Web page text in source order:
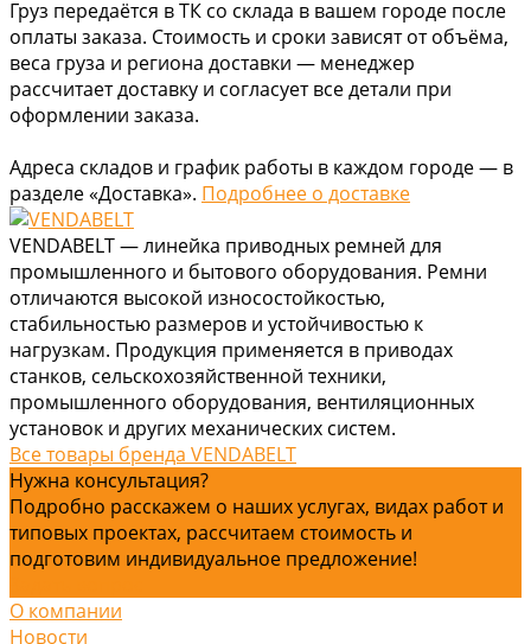
Груз передаётся в ТК со склада в вашем городе после
оплаты заказа. Стоимость и сроки зависят от объёма,
веса груза и региона доставки — менеджер
рассчитает доставку и согласует все детали при
оформлении заказа.
Адреса складов и график работы в каждом городе — в
разделе «Доставка». Подробнее о доставке
VENDABELT — линейка приводных ремней для
промышленного и бытового оборудования. Ремни
отличаются высокой износостойкостью,
стабильностью размеров и устойчивостью к
нагрузкам. Продукция применяется в приводах
станков, сельскохозяйственной техники,
промышленного оборудования, вентиляционных
установок и других механических систем.
Все товары бренда VENDABELT
Нужна консультация?
Подробно расскажем о наших услугах, видах работ и
типовых проектах, рассчитаем стоимость и
подготовим индивидуальное предложение!
О компании
Новости